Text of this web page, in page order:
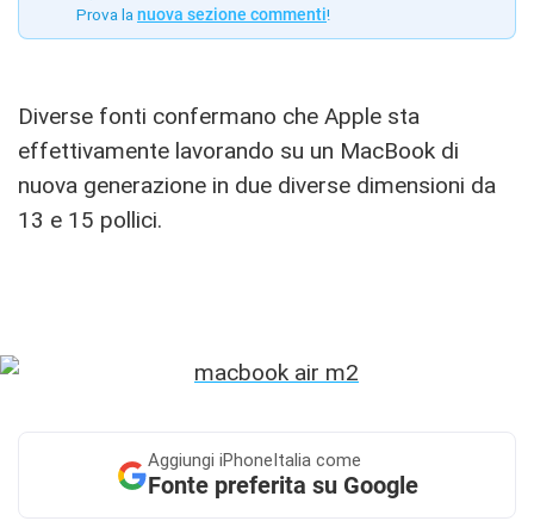
Prova la nuova sezione commenti!
Diverse fonti confermano che Apple sta
effettivamente lavorando su un MacBook di
nuova generazione in due diverse dimensioni da
13 e 15 pollici.
Aggiungi iPhoneItalia come
Fonte preferita su Google